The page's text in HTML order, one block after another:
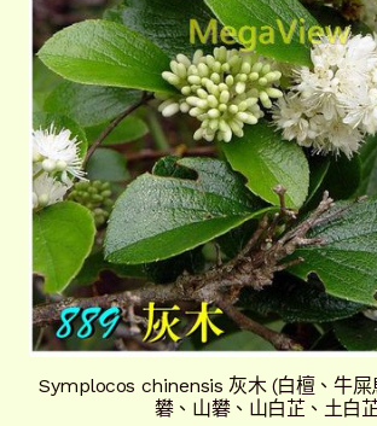
Symplocos chinensis 灰木 (白檀、牛屎
礬、山礬、山白芷、土白